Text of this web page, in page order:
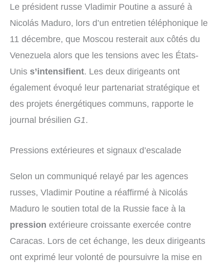
Le président russe Vladimir Poutine a assuré à
Nicolás Maduro, lors d’un entretien téléphonique le
11 décembre, que Moscou resterait aux côtés du
Venezuela alors que les tensions avec les États-
Unis s’intensifient. Les deux dirigeants ont
également évoqué leur partenariat stratégique et
des projets énergétiques communs, rapporte le
journal brésilien G1.
Pressions extérieures et signaux d’escalade
Selon un communiqué relayé par les agences
russes, Vladimir Poutine a réaffirmé à Nicolás
Maduro le soutien total de la Russie face à la
pression extérieure croissante exercée contre
Caracas. Lors de cet échange, les deux dirigeants
ont exprimé leur volonté de poursuivre la mise en